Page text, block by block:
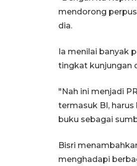
mendorong
dia.
Ia menilai banyak
tingkat kunjungan
"Nah ini menjadi
termasuk BI,
buku sebagai
Bisri
menghadapi